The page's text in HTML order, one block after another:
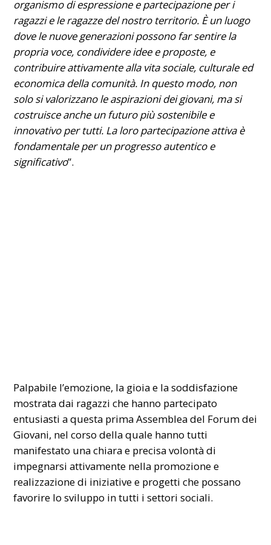
organismo di espressione e partecipazione per i
ragazzi e le ragazze del nostro territorio. È un luogo
dove le nuove generazioni possono far sentire la
propria voce, condividere idee e proposte, e
contribuire attivamente alla vita sociale, culturale ed
economica della comunità. In questo modo, non
solo si valorizzano le aspirazioni dei giovani, ma si
costruisce anche un futuro più sostenibile e
innovativo per tutti. La loro partecipazione attiva è
fondamentale per un progresso autentico e
significativo”.
Palpabile l’emozione, la gioia e la soddisfazione
mostrata dai ragazzi che hanno partecipato
entusiasti a questa prima Assemblea del Forum dei
Giovani, nel corso della quale hanno tutti
manifestato una chiara e precisa volontà di
impegnarsi attivamente nella promozione e
realizzazione di iniziative e progetti che possano
favorire lo sviluppo in tutti i settori sociali.